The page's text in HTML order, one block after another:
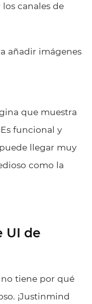
canales de
añadir imágenes
que muestra
funcional y
llegar muy
como la
UI de
tiene por qué
¡Justinmind